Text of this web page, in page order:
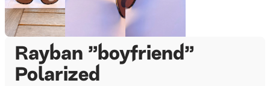
Rayban ”boyfriend”
Polarized